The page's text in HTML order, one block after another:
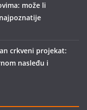
može li
crkveni projekat:
nasleđu i